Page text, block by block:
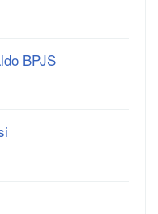
BPJS